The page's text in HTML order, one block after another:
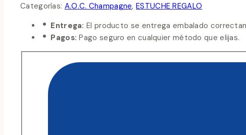
Categorías: A.O.C. Champagne,ESTUCHE REGALO
Entrega:El producto se entrega embalado
Pagos:Pago seguro en cualquier método que elijas.